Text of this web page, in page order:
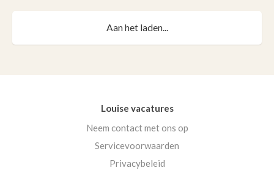
Aan het laden...
Louise vacatures
Neem contact met ons op
Servicevoorwaarden
Privacybeleid